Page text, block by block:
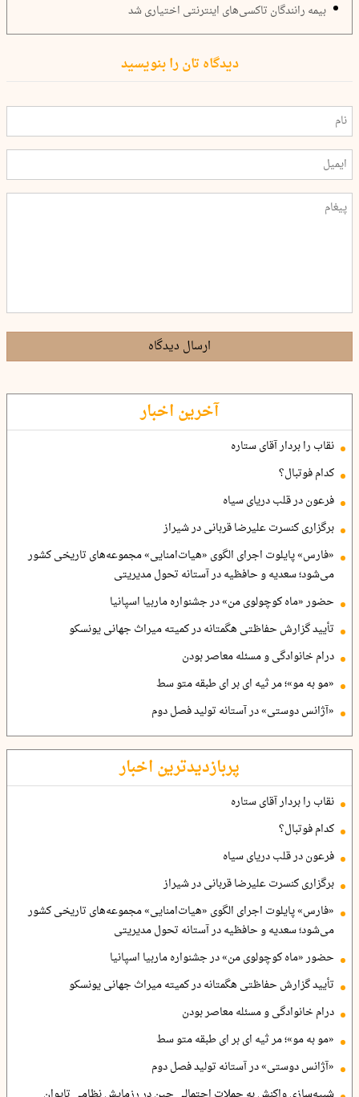
بیمه رانندگان تاکسی‌های اینترنتی اختیاری شد
دیدگاه تان را بنویسید
ارسال دیدگاه
آخرین اخبار
نقاب را بردار آقای ستاره
کدام فوتبال؟
فرعون در قلب دریای سیاه
برگزاری کنسرت علیرضا قربانی در شیراز
«فارس» پایلوت اجرای الگوی «هیات‌امنایی» مجموعه‌های تاریخی کشور
می‌شود؛ سعدیه و حافظیه در آستانه تحول مدیریتی
حضور «ماه کوچولوی من» در جشنواره ماربیا اسپانیا
تأیید گزارش حفاظتی هگمتانه در کمیته میراث جهانی یونسکو
درام خانوادگی و مسئله معاصر بودن
«مو به مو»؛ مر ثیه ای بر ای طبقه متو سط
«آژانس دوستی» در آستانه تولید فصل دوم
پربازدیدترین اخبار
نقاب را بردار آقای ستاره
کدام فوتبال؟
فرعون در قلب دریای سیاه
برگزاری کنسرت علیرضا قربانی در شیراز
«فارس» پایلوت اجرای الگوی «هیات‌امنایی» مجموعه‌های تاریخی کشور
می‌شود؛ سعدیه و حافظیه در آستانه تحول مدیریتی
حضور «ماه کوچولوی من» در جشنواره ماربیا اسپانیا
تأیید گزارش حفاظتی هگمتانه در کمیته میراث جهانی یونسکو
درام خانوادگی و مسئله معاصر بودن
«مو به مو»؛ مر ثیه ای بر ای طبقه متو سط
«آژانس دوستی» در آستانه تولید فصل دوم